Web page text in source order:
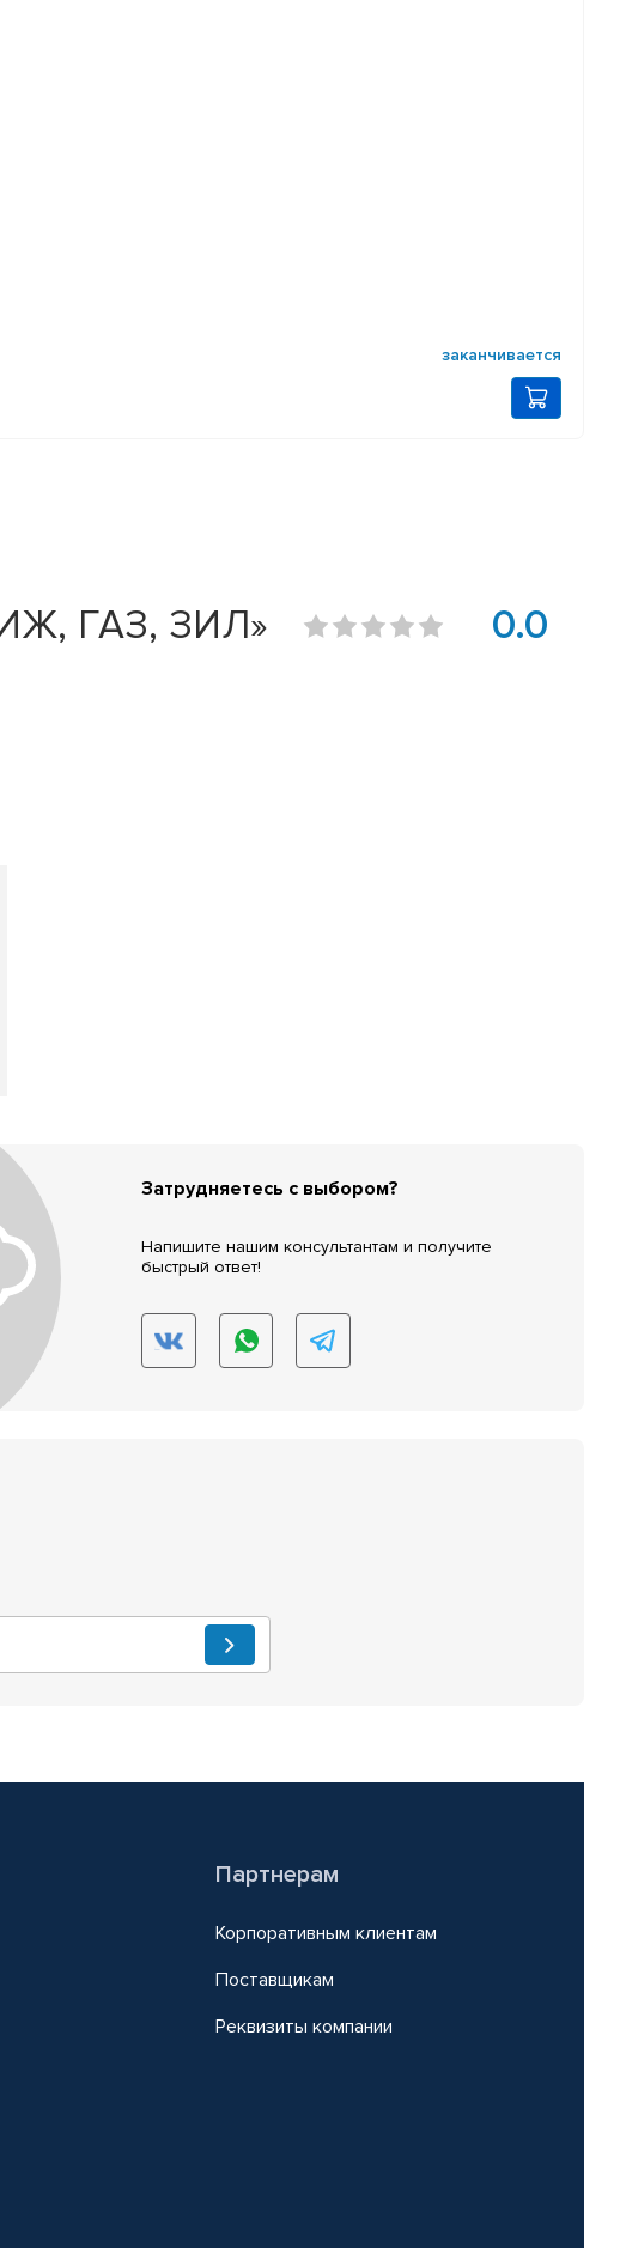
заканчивается
ИЖ, ГАЗ, ЗИЛ» 0.0
Затрудняетесь с выбором?
Напишите нашим консультантам и получите
быстрый ответ!
Партнерам
Корпоративным клиентам
Поставщикам
Реквизиты компании